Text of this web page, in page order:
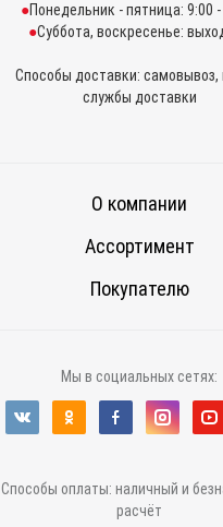
Понедельник - пятница: 9:00 -
Суббота, воскресенье:
Способы доставки: самовывоз,
службы доставки
О компании
Ассортимент
Покупателю
Мы в социальных сетях:
Способы оплаты: наличный и
расчёт